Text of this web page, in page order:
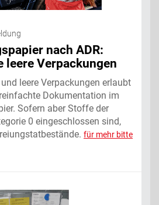
nach ADR:
leere Verpackungen
leere Verpackungen erlaubt
Dokumentation im
Sofern aber Stoffe der
0 eingeschlossen sind,
für mehr bitte